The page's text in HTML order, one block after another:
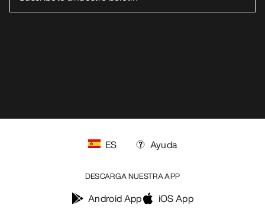
ES Ayuda
DESCARGA NUESTRA APP
Android App iOS App